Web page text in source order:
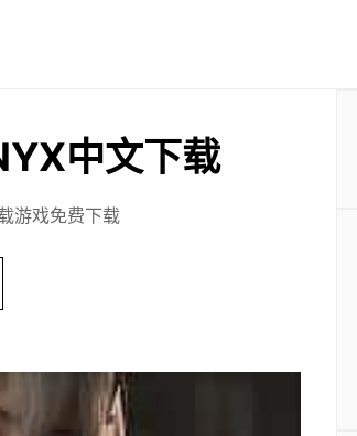
中文下载
游戏免费下载